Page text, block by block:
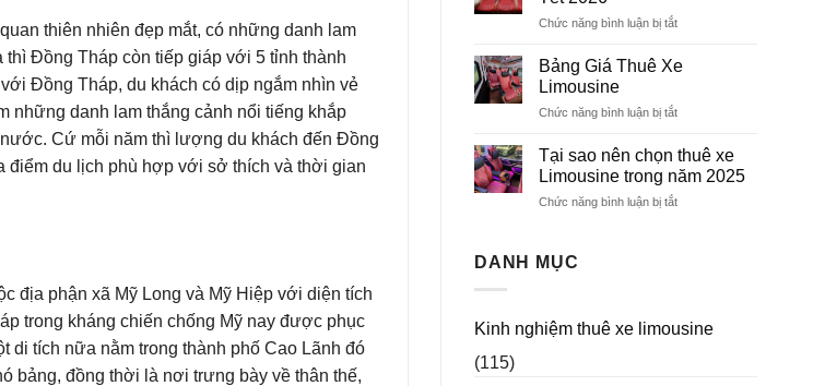
thiên nhiên đẹp mắt, có những danh lam
Đồng Tháp còn tiếp giáp với 5 tỉnh thành
Đồng Tháp, du khách có dịp ngắm nhìn vẻ
những danh lam thắng cảnh nổi tiếng khắp
Cứ mỗi năm thì lượng du khách đến Đồng
điểm du lịch phù hợp với sở thích và thời gian
địa phận xã Mỹ Long và Mỹ Hiệp với diện tích
trong kháng chiến chống Mỹ nay được phục
di tích nữa nằm trong thành phố Cao Lãnh đó
bảng, đồng thời là nơi trưng bày về thân thế,
Chức năng bình luận bị tắt
Xe
2026
Bảng Giá Thuê Xe
Limousine
Chức năng bình luận bị tắt
Giá
Thuê
Xe
Tại sao nên chọn thuê xe
Limousine trong năm 2025
Chức năng bình luận bị tắt
Limousine
DANH MỤC
Kinh nghiệm thuê xe limousine
(115)